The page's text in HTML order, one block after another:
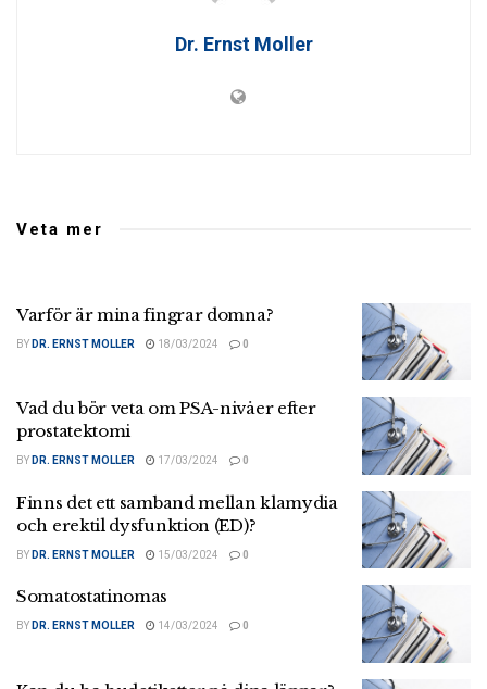
Dr. Ernst Moller
Veta mer
Varför är mina fingrar domna?
BY DR. ERNST MOLLER 18/03/2024 0
Vad du bör veta om PSA-nivåer efter
prostatektomi
BY DR. ERNST MOLLER 17/03/2024 0
Finns det ett samband mellan klamydia
och erektil dysfunktion (ED)?
BY DR. ERNST MOLLER 15/03/2024 0
Somatostatinomas
BY DR. ERNST MOLLER 14/03/2024 0